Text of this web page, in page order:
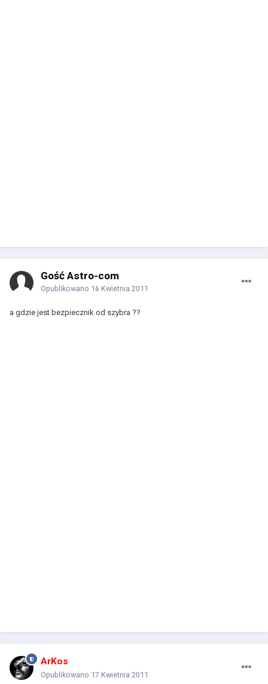
Gość Astro-com
Opublikowano 16 Kwietnia 2011
a gdzie jest bezpiecznik od szybra ??
ArKos
Opublikowano 17 Kwietnia 2011